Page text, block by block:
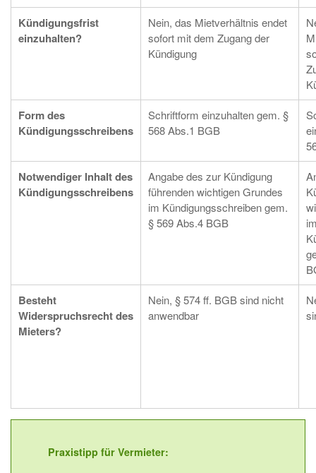
Kündigungsfrist
einzuhalten?
Nein, das Mietverhältnis endet
sofort mit dem Zugang der
Kündigung
Form des
Kündigungsschreibens
Schriftform einzuhalten gem. §
568 Abs.1 BGB
Notwendiger Inhalt des
Kündigungsschreibens
Angabe des zur Kündigung
führenden wichtigen Grundes
im Kündigungsschreiben gem.
§ 569 Abs.4 BGB
Besteht
Widerspruchsrecht des
Mieters?
Nein, § 574 ff. BGB sind nicht
anwendbar
Praxistipp für Vermieter: